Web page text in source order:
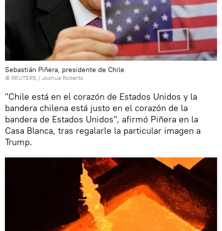
Sebastián Piñera, presidente de Chile
© REUTERS / Joshua Roberts
"Chile está en el corazón de Estados Unidos y la
bandera chilena está justo en el corazón de la
bandera de Estados Unidos", afirmó Piñera en la
Casa Blanca, tras regalarle la particular imagen a
Trump.